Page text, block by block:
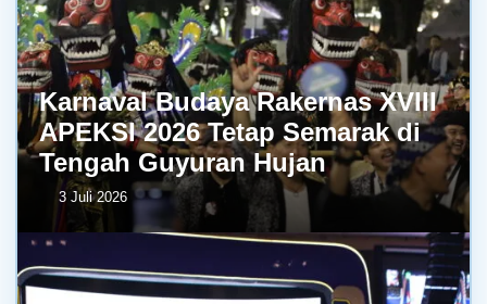
Karnaval Budaya Rakernas XVIII
APEKSI 2026 Tetap Semarak di
Tengah Guyuran Hujan
3 Juli 2026